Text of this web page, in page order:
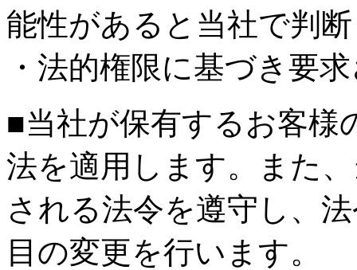
能性があると当社で判
・法的権限に基づき要
■当社が保有するお客様
法を適用します。また
される法令を遵守し、
目の変更を行います。